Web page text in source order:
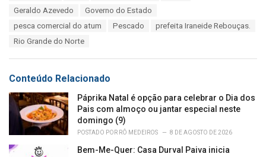
:
Geraldo Azevedo
Governo do Estado
pesca comercial do atum
Pescado
prefeita Iraneide Rebouças.
Rio Grande do Norte
Conteúdo Relacionado
Páprika Natal é opção para celebrar o Dia dos
Pais com almoço ou jantar especial neste
domingo (9)
POSTADO POR RÔ MEDEIROS 8 DE AGOSTO DE 2026
Bem-Me-Quer: Casa Durval Paiva inicia